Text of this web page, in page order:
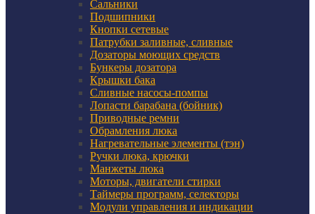
Сальники
Подшипники
Кнопки сетевые
Патрубки заливные, сливные
Дозаторы моющих средств
Бункеры дозатора
Крышки бака
Сливные насосы-помпы
Лопасти барабана (бойник)
Приводные ремни
Обрамления люка
Нагревательные элементы (тэн)
Ручки люка, крючки
Манжеты люка
Моторы, двигатели стирки
Таймеры программ, селекторы
Модули управления и индикации